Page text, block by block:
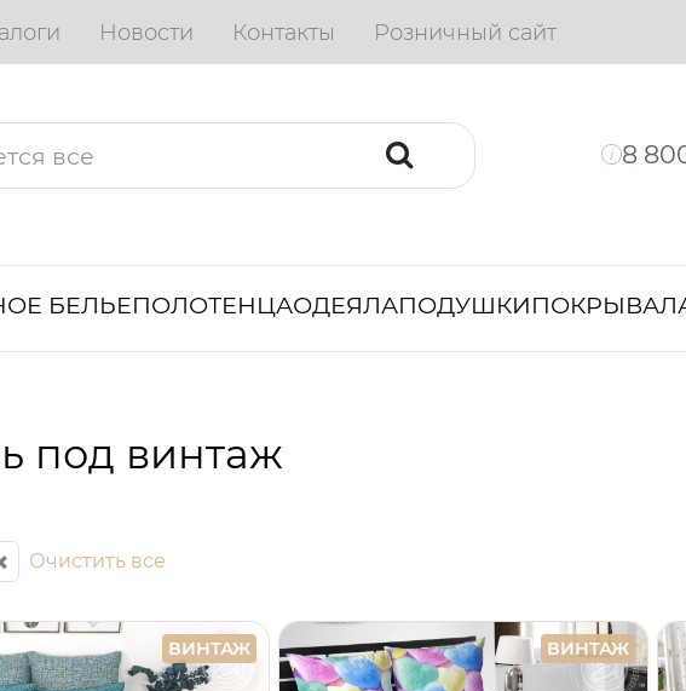
Новости Контакты Розничный сайт
i 8
БЕЛЬЕПОЛОТЕНЦАОДЕЯЛАПОДУШКИ
под винтаж
Очистить все
ВИНТАЖ ВИНТАЖ